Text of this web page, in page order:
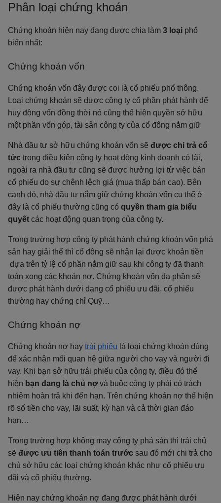
Phân loại chứng khoán
Chứng khoán hiện nay đang được chia làm 3 loại phổ
biến nhất:
Chứng khoán vốn
Chứng khoán vốn đây được coi là cổ phiếu phổ thông.
Loại chứng khoán sẽ được công ty cổ phần phát hành để
huy động vốn đồng thời nó cũng thể hiện quyền sở hữu
một phần vốn góp, tài sản công ty của cổ đông nắm giữ
Nhà đầu tư sở hữu chứng khoán vốn sẽ được chi trả cổ
tức trong điều kiện công ty hoạt động kinh doanh có lãi,
ngoài ra nhà đầu tư cũng sẽ được hưởng lợi từ việc bán
cổ phiếu do sự chênh lệch giá (mua thấp bán cao). Bên
cạnh đó, nhà đầu tư nắm giữ chứng khoán vốn cụ thể ở
đây là cổ phiếu thường cũng có quyền tham gia biểu
quyết các hoạt động quan trọng của công ty.
Trong trường hợp công ty phát hành chứng khoán vốn phá
sản hay giải thể thì cổ đông sẽ nhận lại được khoản tiền
dựa trên tỷ lệ cổ phần nắm giữ sau khi công ty đã thanh
toán xong các khoản nợ. Chứng khoán vốn đa phần sẽ
được phát hành dưới dạng cổ phiếu ưu đãi, cổ phiếu
thường hay chứng chỉ Quỹ…
Chứng khoán nợ
Chứng khoán nợ hay trái phiếu là loại chứng khoán dùng
để xác nhận mối quan hệ giữa người cho vay và người đi
vay. Khi bạn sở hữu trái phiếu của công ty, điều đó thể
hiện bạn đang là chủ nợvà buộc công ty phải có trách
nhiệm hoàn trả khi đến hạn. Trên chứng khoán nợ thể hiện
rõ số tiền cho vay, lãi suất, kỳ hạn và cả thời gian đáo
hạn…
Trong trường hợp không may công ty phá sản thì trái chủ
sẽ được ưu tiên thanh toán trước sau đó mới chi trả cho
chủ sở hữu các loại chứng khoán khác như cổ phiếu ưu
đãi và cổ phiếu thường.
Hiện nay chứng khoán nợ đang được phát hành dưới